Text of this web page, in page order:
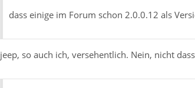
dass einige im Forum schon 2.0.0.12 als
jeep, so auch ich, versehentlich. Nein, nicht